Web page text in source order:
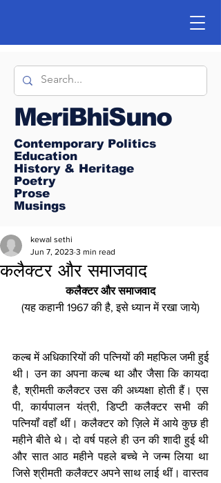
MeriBhiSuno
Contemporary Politics
Education
History & Heritage
Poetry
Prose
Musings
कलैक्टर और समाजवाद
kewal sethi
Jun 7, 2023 3 min read
कलैक्टर और समाजवाद
(यह कहानी 1967 की है, इसे ध्यान में रखा जाये)
कल्ब में अधिकारियों की पत्नियों की महफिल जमी हुई
थी। उन का अपना कल्ब था और जैसा कि कायदा
है, श्रीमती कलैक्टर उस की अध्यक्षा होती हैं। एस
पी, कार्यपालन यंत्री, डिप्टी कलैक्टर सभी की
पत्नियॉं वहॉं थीं। कलैक्टर को ज़िले में आये कुछ ही
महीने बीते थे। दो वर्ष पहले ही उन की शादी हुई थी
और सात आठ महीने पहले बच्चे ने जन्म लिया था
जिसे श्रीमती कलैक्टर अपने साथ लाई थीं। वास्तव